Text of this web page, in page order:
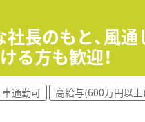
長のもと、風
る方も歓迎！
車通勤可 高給与(600万円以上)